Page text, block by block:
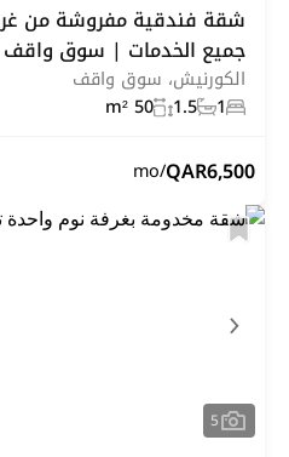
شقة فندقية مفروشة من
جميع الخدمات | سوق واقف
الكورنيش، سوق واقف
1
1.5
50 m²
6,500
QAR
/mo
5